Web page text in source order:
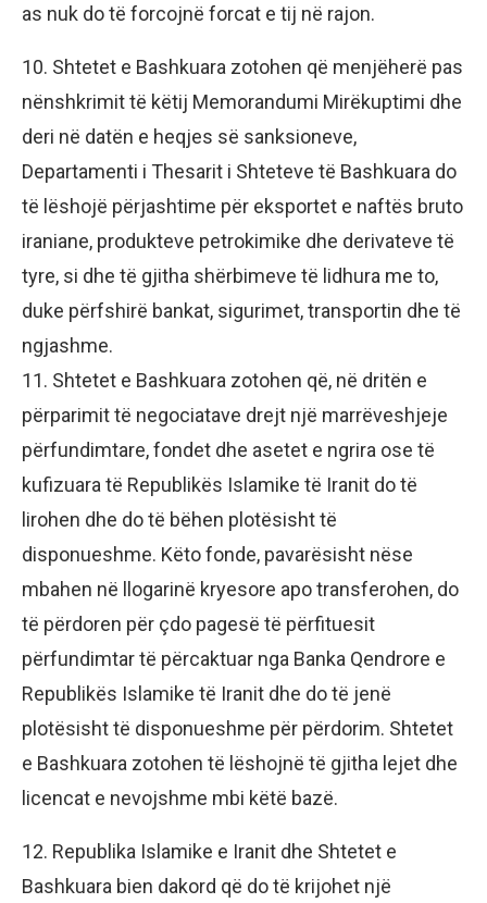
as nuk do të forcojnë forcat e tij në rajon.
10. Shtetet e Bashkuara zotohen që menjëherë pas
nënshkrimit të këtij Memorandumi Mirëkuptimi dhe
deri në datën e heqjes së sanksioneve,
Departamenti i Thesarit i Shteteve të Bashkuara do
të lëshojë përjashtime për eksportet e naftës bruto
iraniane, produkteve petrokimike dhe derivateve të
tyre, si dhe të gjitha shërbimeve të lidhura me to,
duke përfshirë bankat, sigurimet, transportin dhe të
ngjashme.
11. Shtetet e Bashkuara zotohen që, në dritën e
përparimit të negociatave drejt një marrëveshjeje
përfundimtare, fondet dhe asetet e ngrira ose të
kufizuara të Republikës Islamike të Iranit do të
lirohen dhe do të bëhen plotësisht të
disponueshme. Këto fonde, pavarësisht nëse
mbahen në llogarinë kryesore apo transferohen, do
të përdoren për çdo pagesë të përfituesit
përfundimtar të përcaktuar nga Banka Qendrore e
Republikës Islamike të Iranit dhe do të jenë
plotësisht të disponueshme për përdorim. Shtetet
e Bashkuara zotohen të lëshojnë të gjitha lejet dhe
licencat e nevojshme mbi këtë bazë.
12. Republika Islamike e Iranit dhe Shtetet e
Bashkuara bien dakord që do të krijohet një